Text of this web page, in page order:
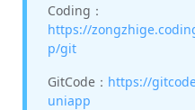
Coding：
https://
p/git
GitCode： https://
uniapp